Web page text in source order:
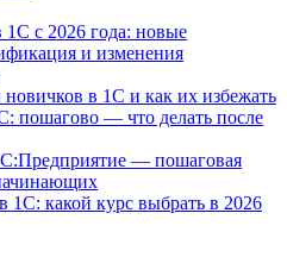
1С с 2026 года: новые
и изменения
в 1С и как их избежать
пошагово — что делать после
— пошаговая
1С: какой курс выбрать в 2026